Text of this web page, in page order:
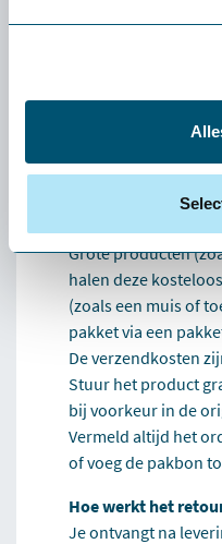
verzendkosten
Wat als het product
Dan helpen we je
Grote producten
halen deze
(zoals een muis of
pakket via een
De verzendkosten
Stuur het product
bij voorkeur in de
Vermeld altijd het
of voeg de pakbon
Hoe werkt het
Je ontvangt na